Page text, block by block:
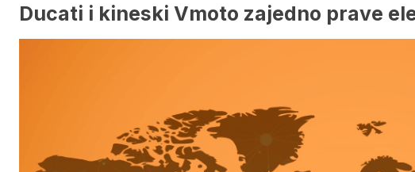
Ducati i kineski Vmoto zajedno prave